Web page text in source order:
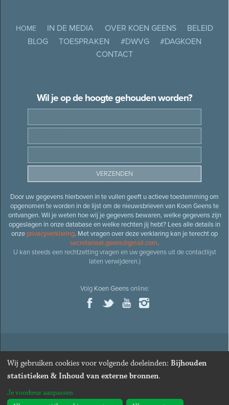
HOME IN DE MEDIA OVER KOEN GEENS
BELEID
BLOG
TOESPRAKEN #DWVG
#DAGKOEN
CONTACT
Wil je op de hoogte gehouden worden?
Door uw gegevens hierboven in te vullen geeft u actieve toestemming om
opgenomen te worden in de lijst om de nieuwsbrieven van Koen Geens te
ontvangen. Wil je weten hoe wij je gegevens bewaren, welke gegevens zijn
opgeslagen in onze database en welke rechten jij hebt? Lees alle details in
onze privacyverklaring. Met vragen over deze verklaring kan je terecht op
secretariaat.geens@gmail.com.
U kan steeds een rechtzetting vragen en uw gegevens uit de contactlijst
laten verwijderen.)
Volg Koen Geensonline:
© 2026Oud-minister en ere-volksvertegenwoordiger Koen
· Alle rechten voorbehouden · Cookies wijzigen
Webdesign&website ontwikkelingdoor Zenjoy in Leuven
Wij gebruiken cookies voor volgende doeleinden: Bijhouden
statistieken & Inhoud van externe bronnen.
Je voorkeur aanpassen